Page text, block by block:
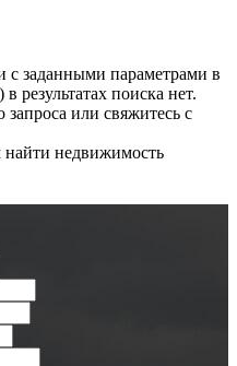
заданными параметрами в
результатах поиска нет.
или свяжитесь с
недвижимость